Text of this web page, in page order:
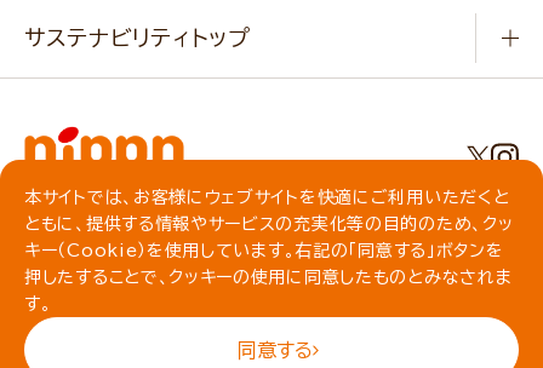
経営理念・経営方針・行動規範・行動指針
ニップンの歴史
事業場・工場一覧
IR情報
IRライブラリ
株主総会・株式関連情報／社債・格付情報
よくいただくご質問
サステナビリティトップ
基本方針
社会
食育への取り組み
プライバシーポリシー
クッキーポリシー
動作環境について
サイトマップ
本サイトでは、お客様にウェブサイトを快適にご利用いただくと
ともに、提供する情報やサービスの充実化等の目的のため、クッ
キー（Cookie）を使用しています。右記の「同意する」ボタンを
押したすることで、クッキーの使用に同意したものとみなされま
す。
同意する